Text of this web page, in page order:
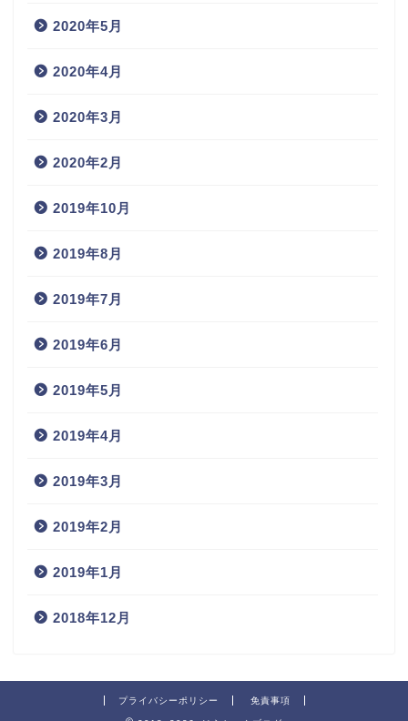
2020年5月
2020年4月
2020年3月
2020年2月
2019年10月
2019年8月
2019年7月
2019年6月
2019年5月
2019年4月
2019年3月
2019年2月
2019年1月
2018年12月
プライバシーポリシー 免責事項